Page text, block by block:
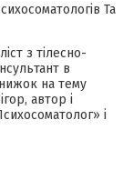
Та
з тілесно-
в
на тему
автор і
і